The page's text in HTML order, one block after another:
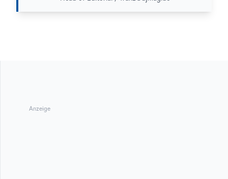
Anzeige